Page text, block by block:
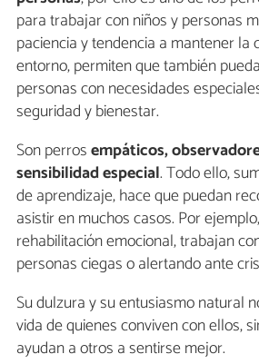
para trabajar con niños y personas
paciencia y tendencia a mantener la
entorno, permiten que también
personas con necesidades
seguridad y bienestar.
Son perrosempáticos,
sensibilidad especial. Todo ello,
de aprendizaje, hace que puedan
asistir en muchos casos. Por
rehabilitación emocional, trabajan
personas ciegas o alertando ante
Su dulzura y su entusiasmo natural
vida de quienes conviven con ellos,
ayudan a otros a sentirse mejor.